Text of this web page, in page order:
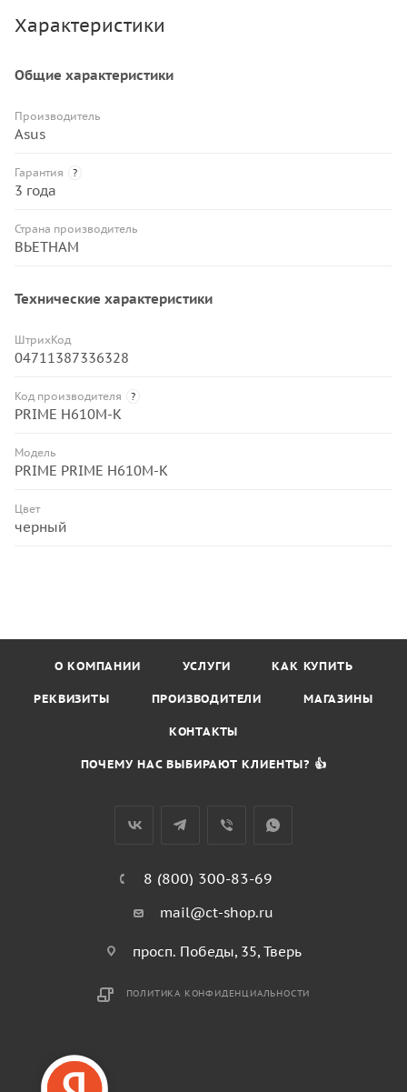
Характеристики
Общие характеристики
Производитель
Asus
Гарантия ?
3 года
Страна производитель
ВЬЕТНАМ
Технические характеристики
ШтрихКод
04711387336328
Код производителя ?
PRIME H610M-K
Модель
PRIME PRIME H610M-K
Цвет
черный
О КОМПАНИИ УСЛУГИ КАК КУПИТЬ
РЕКВИЗИТЫ ПРОИЗВОДИТЕЛИ МАГАЗИНЫ
КОНТАКТЫ
ПОЧЕМУ НАС ВЫБИРАЮТ КЛИЕНТЫ? 👍
8 (800) 300-83-69
mail@ct-shop.ru
просп. Победы, 35, Тверь
ПОЛИТИКА КОНФИДЕНЦИАЛЬНОСТИ